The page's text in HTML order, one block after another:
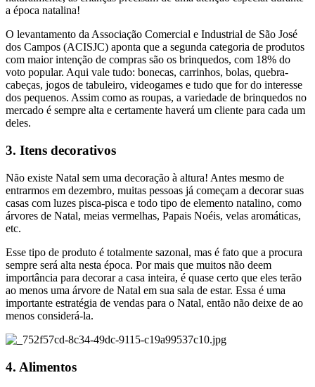
a época natalina!
O levantamento da Associação Comercial e Industrial de São José
dos Campos (ACISJC) aponta que a segunda categoria de produtos
com maior intenção de compras são os brinquedos, com 18% do
voto popular. Aqui vale tudo: bonecas, carrinhos, bolas, quebra-
cabeças, jogos de tabuleiro, videogames e tudo que for do interesse
dos pequenos. Assim como as roupas, a variedade de brinquedos no
mercado é sempre alta e certamente haverá um cliente para cada um
deles.
3. Itens decorativos
Não existe Natal sem uma decoração à altura! Antes mesmo de
entrarmos em dezembro, muitas pessoas já começam a decorar suas
casas com luzes pisca-pisca e todo tipo de elemento natalino, como
árvores de Natal, meias vermelhas, Papais Noéis, velas aromáticas,
etc.
Esse tipo de produto é totalmente sazonal, mas é fato que a procura
sempre será alta nesta época. Por mais que muitos não deem
importância para decorar a casa inteira, é quase certo que eles terão
ao menos uma árvore de Natal em sua sala de estar. Essa é uma
importante estratégia de vendas para o Natal, então não deixe de ao
menos considerá-la.
4. Alimentos